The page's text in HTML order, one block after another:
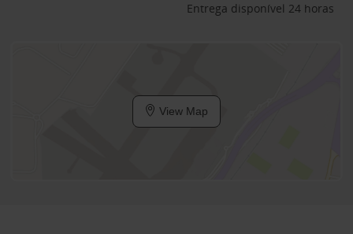
Entrega disponível 24 horas
View Map